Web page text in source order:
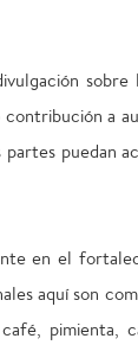
a
partes puedan
en el
aquí son
pimienta,